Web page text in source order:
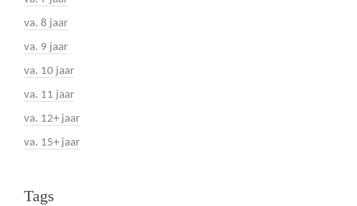
va. 8 jaar
va. 9 jaar
va. 10 jaar
va. 11 jaar
va. 12+ jaar
va. 15+ jaar
Tags